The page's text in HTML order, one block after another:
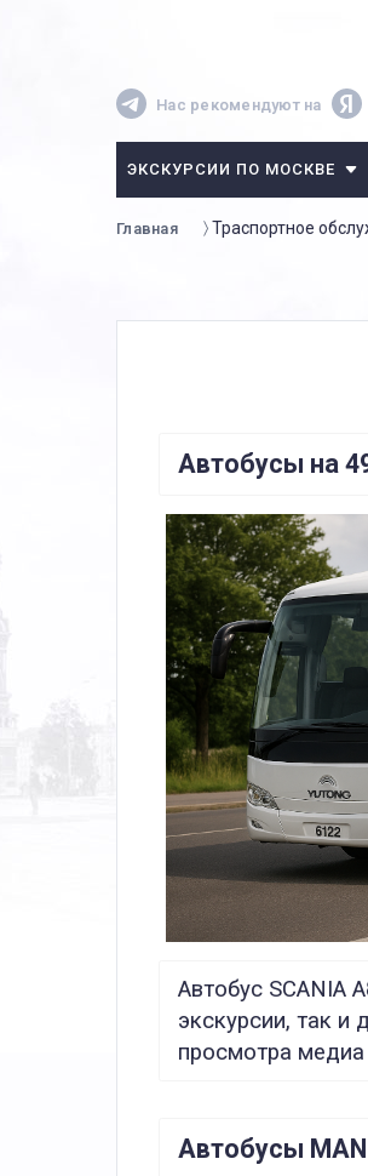
Нас рекомендуют на
ЭКСКУРСИИ ПО МОСКВЕ
Главная Траспортное
Автобусы на
Автобус SCANIA
экскурсии, так и
просмотра медиа
Автобусы MAN